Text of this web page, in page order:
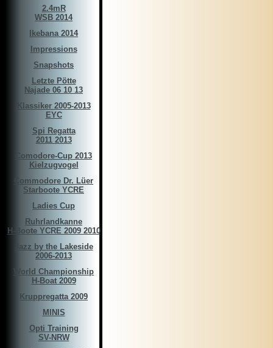
2.4mR
WSB 2014
Ikebana 2014
Impressions
Snapshots
Letzte Pötte
Najade 06 10 13
Klassiker 2005-2013
EYC
Spi Regatta
2011 2013
Comodore-Cup 2013
Kielzugvogel
Commodore Dr. Lüer
Starboote YCRE
Ladies Cup
Ruhrlandkanne
H-Boote YCRE 2009 2010
Jazz by the Lakeside
2006-2013
World Championship
H-Boat 2009
Kruppregatta 2009
MINIS
Opti Training
SV-NRW